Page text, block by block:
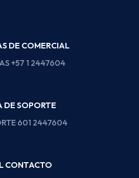
DE COMERCIAL
+57 1 2447604
DE SOPORTE
601 2447604
CONTACTO